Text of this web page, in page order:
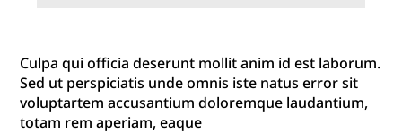
Culpa qui officia deserunt mollit anim id est laborum.
Sed ut perspiciatis unde omnis iste natus error sit
voluptartem accusantium doloremque laudantium,
totam rem aperiam, eaque